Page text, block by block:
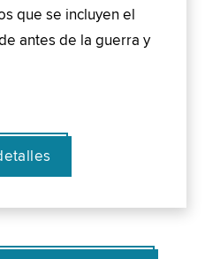
que se incluyen el
antes de la guerra y